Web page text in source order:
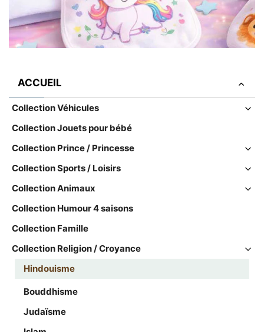
ACCUEIL
Collection Véhicules
Collection Jouets pour bébé
Collection Prince / Princesse
Collection Sports / Loisirs
Collection Animaux
Collection Humour 4 saisons
Collection Famille
Collection Religion / Croyance
Hindouisme
Bouddhisme
Judaïsme